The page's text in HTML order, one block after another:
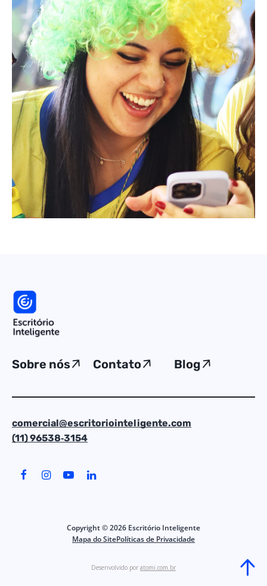
Sobre nós Contato Blog
comercial@escritoriointeligente.com
(11) 96538‑3154
Copyright ©2026 Escritório Inteligente
Mapa do SitePolíticas de Privacidade
Desenvolvido por atomi.com.br